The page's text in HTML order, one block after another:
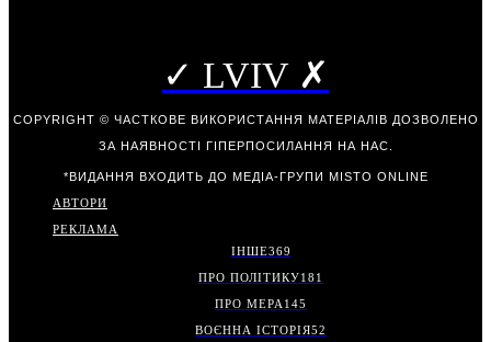
✓ LVIV ✗
COPYRIGHT © ЧАСТКОВЕ ВИКОРИСТАННЯ МАТЕРІАЛІВ ДОЗВОЛЕНО
ЗА НАЯВНОСТІ ГІПЕРПОСИЛАННЯ НА НАС.
*ВИДАННЯ ВХОДИТЬ ДО МЕДІА-ГРУПИ MISTO ONLINE
АВТОРИ
РЕКЛАМА
ІНШЕ369
ПРО ПОЛІТИКУ181
ПРО МЕРА 145
ВОЄННА ІСТОРІЯ52